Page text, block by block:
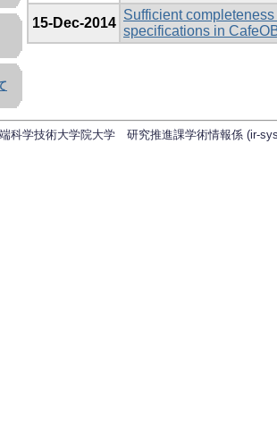
15-Dec-2014
Sufficient
specifications in
科学技術大学院大学 研究推進課学術情報係 (ir-